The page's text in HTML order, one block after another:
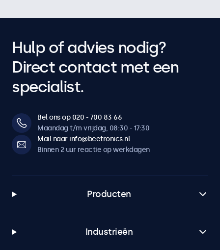
Hulp of advies nodig?
Direct contact met een
specialist.
Bel ons op 020 - 700 83 66
Maandag t/m vrijdag, 08:30 - 17:30
Mail naar info@beetronics.nl
Binnen 2 uur reactie op werkdagen
Producten
Industrieën